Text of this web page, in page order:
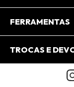
Journal
Central de
FERRAMENTAS
Minha Conta
Pedido de
TROCAS E
Condições Gerais